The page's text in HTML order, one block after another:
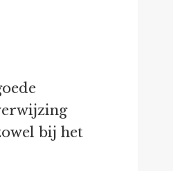
bij het